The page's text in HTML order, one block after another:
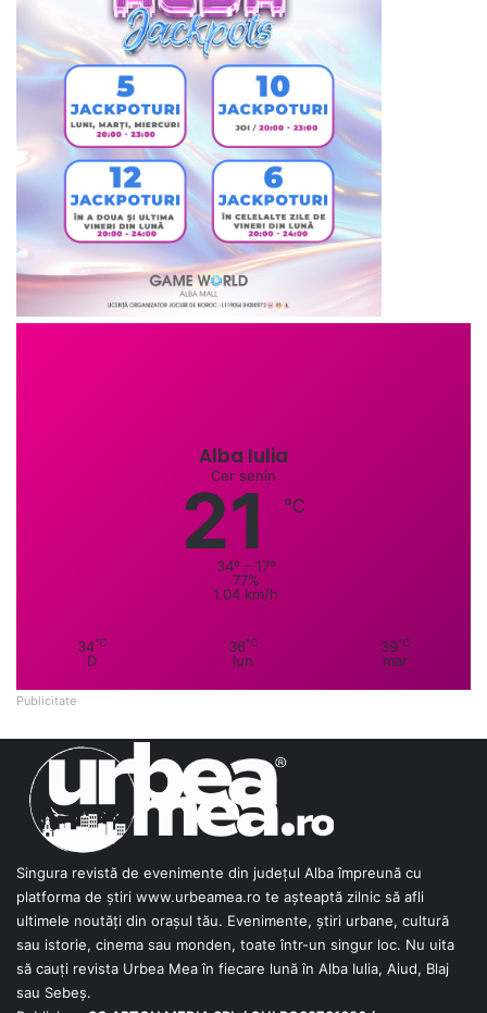
Alba Iulia
Cer senin
21 ℃
34º - 17º
77%
1.04 km/h
34℃
D
36℃
lun
39℃
mar
Publicitate
Singura revistă de evenimente din județul Alba împreună cu
platforma de știri www.urbeamea.ro te așteaptă zilnic să afli
ultimele noutăți din orașul tău. Evenimente, știri urbane, cultură
sau istorie, cinema sau monden, toate într-un singur loc. Nu uita
să cauți revista Urbea Mea în fiecare lună în Alba Iulia, Aiud, Blaj
sau Sebeș.